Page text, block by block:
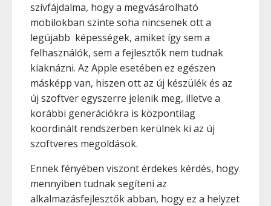
szívfájdalma, hogy a megvásárolható
mobilokban szinte soha nincsenek ott a
legújabb képességek, amiket így sem a
felhasználók, sem a fejlesztők nem tudnak
kiaknázni. Az Apple esetében ez egészen
másképp van, hiszen ott az új készülék és az
új szoftver egyszerre jelenik meg, illetve a
korábbi generációkra is központilag
koordinált rendszerben kerülnek ki az új
szoftveres megoldások.
Ennek fényében viszont érdekes kérdés, hogy
mennyiben tudnak segíteni az
alkalmazásfejlesztők abban, hogy ez a helyzet